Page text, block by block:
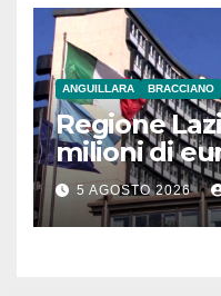
ANGUILLARA BRACCIANO
Regione
milioni di
Comuni
Meridionale
5 AGOSTO 2026